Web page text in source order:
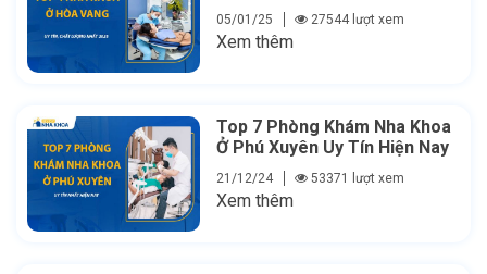
05/01/25 27544 lượt xem
Xem thêm
Top 7 Phòng Khám Nha Khoa
Ở Phú Xuyên Uy Tín Hiện Nay
21/12/24 53371 lượt xem
Xem thêm